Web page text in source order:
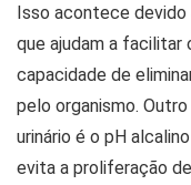
Isso acontece devido
que ajudam a facilitar
capacidade de
pelo organismo.
urinário é o pH
evita a proliferação